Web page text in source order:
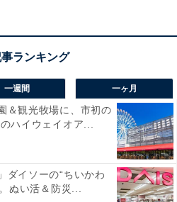
も両方堪能できて大満足」
れました」という声があがっ
ち着いた空間で温泉三昧を楽
した料理で大切な人と盛り上
です。
一週間 一ヶ月
＆観光牧場に、市初の
ハイウェイオア...
ダイソーの“ちいかわ
ぬい活＆防災...